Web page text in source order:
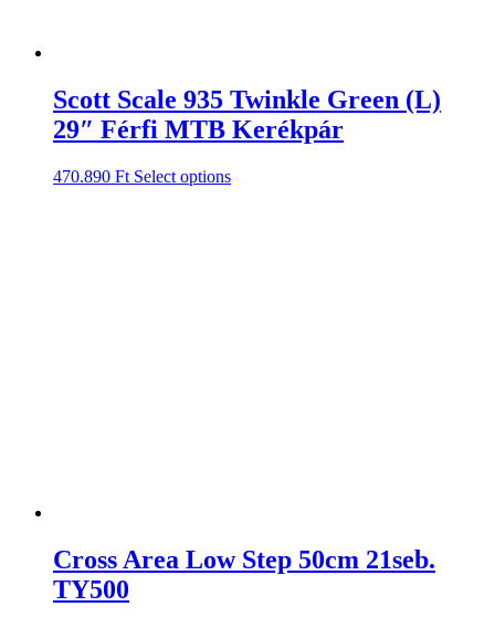
Scott Scale 935 Twinkle Green (L)
29″ Férfi MTB Kerékpár
470.890 Ft Select options
Cross Area Low Step 50cm 21seb.
TY500